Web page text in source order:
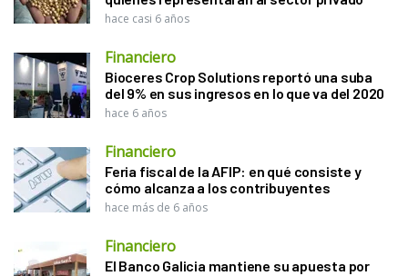
hace casi 6 años
Financiero
Bioceres Crop Solutions reportó una suba
del 9% en sus ingresos en lo que va del 2020
hace 6 años
Financiero
Feria fiscal de la AFIP: en qué consiste y
cómo alcanza a los contribuyentes
hace más de 6 años
Financiero
El Banco Galicia mantiene su apuesta por